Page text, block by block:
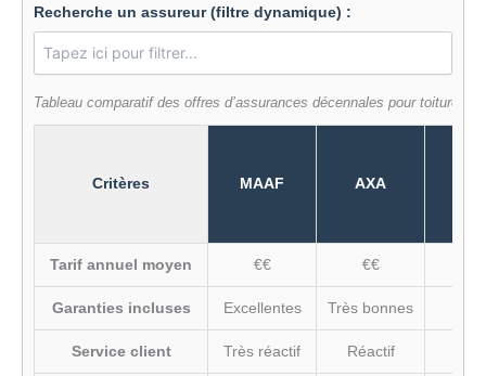
Recherche un assureur (filtre dynamique) :
Tableau comparatif des offres d’assurances décennales pour toiture
Critères MAAF AXA
Tarif annuel moyen €€ €€
Garanties incluses Excellentes Très bonnes
Service client Très réactif Réactif